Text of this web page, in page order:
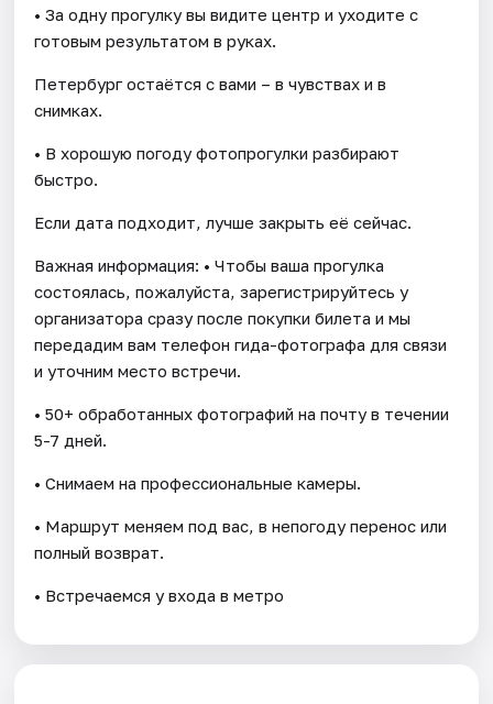
• За одну прогулку вы видите центр и уходите с
готовым результатом в руках.
Петербург остаётся с вами – в чувствах и в
снимках.
• В хорошую погоду фотопрогулки разбирают
быстро.
Если дата подходит, лучше закрыть её сейчас.
Важная информация: • Чтобы ваша прогулка
состоялась, пожалуйста, зарегистрируйтесь у
организатора сразу после покупки билета и мы
передадим вам телефон гида-фотографа для связи
и уточним место встречи.
• 50+ обработанных фотографий на почту в течении
5-7 дней.
• Снимаем на профессиональные камеры.
• Маршрут меняем под вас, в непогоду перенос или
полный возврат.
• Встречаемся у входа в метро